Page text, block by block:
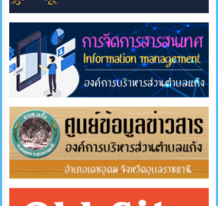
แผนการ
ใช้
จ่าย
งบ
ประมาณ
ประจำ
ปี
การ
บริหาร
และ
พัฒนา
ทรัพยากร
บุคคล